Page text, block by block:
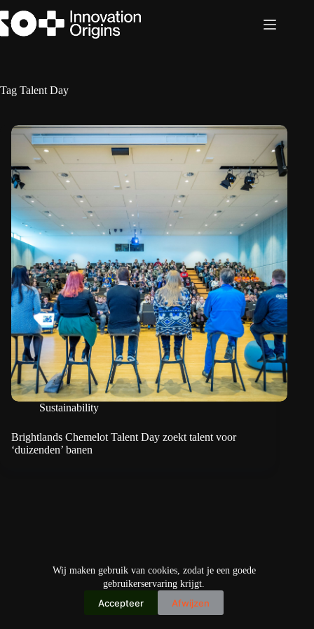
naar
de
Wij maken gebruik van cookies, zodat je een goede
gebruikerservaring krijgt.
Accepteer Afwijzen
Tag Talent Day
Sustainability
Brightlands Chemelot Talent Day zoekt talent voor
‘duizenden’ banen